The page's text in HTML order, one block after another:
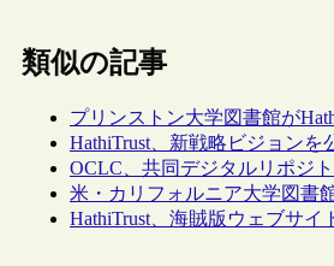
類似の記事
プリンストン大学図書館が
HathiTrust、新戦略ビジョンを
OCLC、共同デジタルリポジ
米・カリフォルニア大学図書
HathiTrust、海賊版ウェブサ